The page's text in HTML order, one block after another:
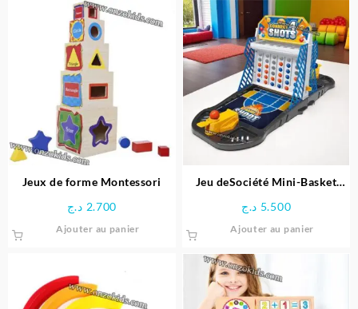
plus
Jeux de forme Montessori
2.700 د.ج
Ajouter au panier
Jeu deSociété Mini-Basket
5.500 د.ج
Ajouter au panier